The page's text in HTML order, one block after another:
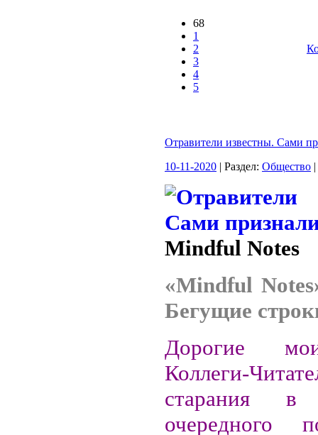
68
1
2
3
4
5
Отравители известны. Сами
10-11-2020 | Раздел: Общество
Mindful Notes
«Mindful
Бегущие
Дорогие
Коллеги-
старания в
очередного